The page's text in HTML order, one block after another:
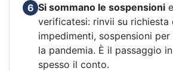
6 Si sommano le sospensioni
verificatesi: rinvii su richiesta
impedimenti, sospensioni
la pandemia. È il passaggio
spesso il conto.